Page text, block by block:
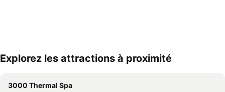
Explorez les attractions à proximité
3000 Thermal Spa